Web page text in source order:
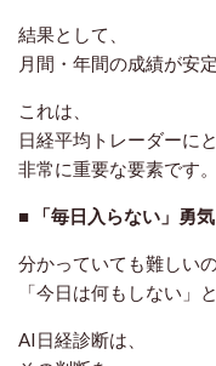
結果として、
月間・年間の成績が安定
これは、
日経平均トレーダーに
非常に重要な要素です。
■ 「毎日入らない」勇
分かっていても難しいの
「今日は何もしない」
AI日経診断は、